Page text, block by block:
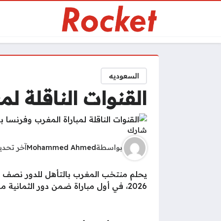
السعوديه
القنوات الناقلة
شارك
بواسطةMohammed Ahmedآخر
2026، في أول مباراة ضمن دور الثمانية من البطولة المقامة حاليا في الولايات المتحدة وكندا والمكسيك.